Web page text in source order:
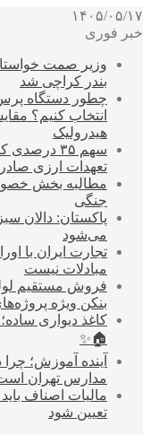
۱۴۰۵/۰۵/۱۷
خبر فوری
وزیر صمت
بندر کراچی شد
چطور دستگاه
انتخاب کنیم؟
هیدرولیک
سهم ۳۵
تعهدات ارزی
مطالبه بخش
جنگی
پاکستان: دالان
می‌شود
تجارت ایران با
مبادلات نیست
فروش مستقیم
بنکن ویژه
کاغذ دیواری
🏠✨
آینده آموزش؛
مدارس تهران
مالیات اصناف
تعیین شود